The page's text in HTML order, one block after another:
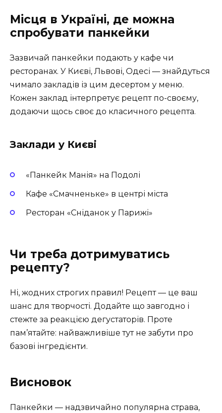
Місця в Україні, де можна
спробувати панкейки
Зазвичай панкейки подають у кафе чи
ресторанах. У Києві, Львові, Одесі — знайдуться
чимало закладів із цим десертом у меню.
Кожен заклад інтерпретує рецепт по-своєму,
додаючи щось своє до класичного рецепта.
Заклади у Києві
«Панкейк Манія» на Подолі
Кафе «Смачненьке» в центрі міста
Ресторан «Сніданок у Парижі»
Чи треба дотримуватись
рецепту?
Ні, жодних строгих правил! Рецепт — це ваш
шанс для творчості. Додайте що завгодно і
стежте за реакцією дегустаторів. Проте
пам’ятайте: найважливіше тут не забути про
базові інгредієнти.
Висновок
Панкейки — надзвичайно популярна страва,